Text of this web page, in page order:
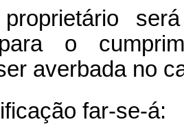
o
averbada no
far-se-á: